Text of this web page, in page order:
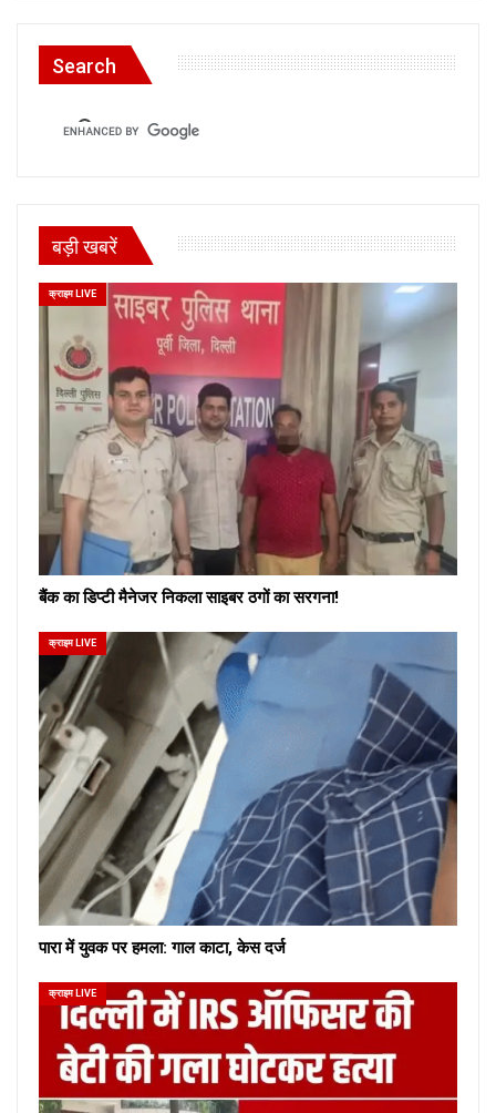
Search
बड़ी खबरें
क्राइम LIVE
बैंक का डिप्टी मैनेजर निकला साइबर ठगों का सरगना!
क्राइम LIVE
पारा में युवक पर हमला: गाल काटा, केस दर्ज
क्राइम LIVE